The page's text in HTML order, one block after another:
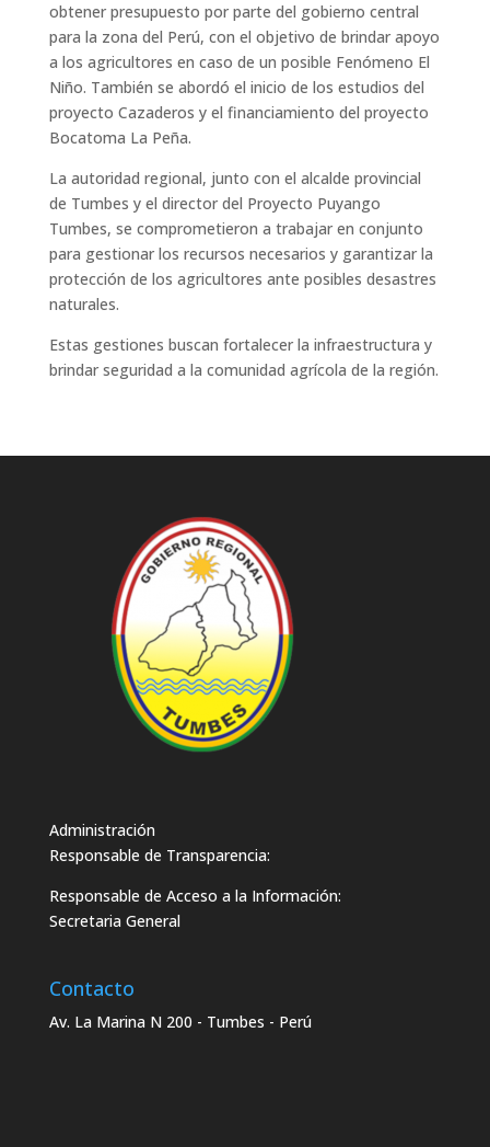
obtener presupuesto por parte del gobierno central
para la zona del Perú, con el objetivo de brindar apoyo
a los agricultores en caso de un posible Fenómeno El
Niño. También se abordó el inicio de los estudios del
proyecto Cazaderos y el financiamiento del proyecto
Bocatoma La Peña.
La autoridad regional, junto con el alcalde provincial
de Tumbes y el director del Proyecto Puyango
Tumbes, se comprometieron a trabajar en conjunto
para gestionar los recursos necesarios y garantizar la
protección de los agricultores ante posibles desastres
naturales.
Estas gestiones buscan fortalecer la infraestructura y
brindar seguridad a la comunidad agrícola de la región.
Administración
Responsable de Transparencia:
Responsable de Acceso a la Información:
Secretaria General
Contacto
Av. La Marina N 200 - Tumbes - Perú